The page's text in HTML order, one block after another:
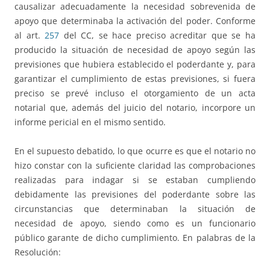
causalizar adecuadamente la necesidad sobrevenida de
apoyo que determinaba la activación del poder. Conforme
al art.257 del CC, se hace preciso acreditar que se ha
producido la situación de necesidad de apoyo según las
previsiones que hubiera establecido el poderdante y, para
garantizar el cumplimiento de estas previsiones, si fuera
preciso se prevé incluso el otorgamiento de un acta
notarial que, además del juicio del notario, incorpore un
informe pericial en el mismo sentido.
En el supuesto debatido, lo que ocurre es que el notario no
hizo constar con la suficiente claridad las comprobaciones
realizadas para indagar si se estaban cumpliendo
debidamente las previsiones del poderdante sobre las
circunstancias que determinaban la situación de
necesidad de apoyo, siendo como es un funcionario
público garante de dicho cumplimiento. En palabras de la
Resolución: